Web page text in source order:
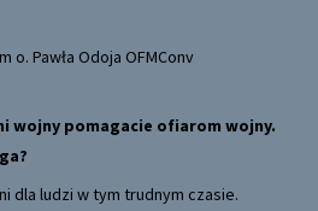
o. Pawła Odoja OFMConv
wojny pomagacie ofiarom wojny.
dla ludzi w tym trudnym czasie.